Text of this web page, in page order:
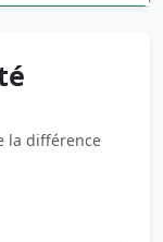
la différence